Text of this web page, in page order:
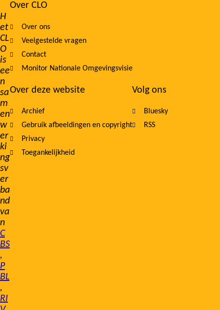
H
et
CL
O
is
ee
n
sa
m
en
w
er
ki
ng
sv
er
ba
nd
va
n
C
BS
,
P
BL
,
RI
Footer
navigation
Over CLO
Over ons
Veelgestelde vragen
Contact
Monitor Nationale Omgevingsvisie
Over deze website
Archief
Gebruik afbeeldingen en copyright
Privacy
Toegankelijkheid
Volg ons
Bluesky
RSS